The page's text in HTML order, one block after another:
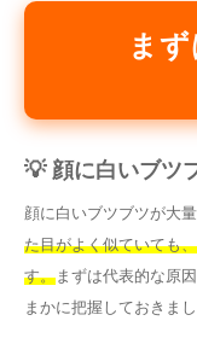
ま
💡 顔に白いブツ
顔に白いブツブツが大
た目がよく似ていても
す。まずは代表的な原
まかに把握しておきまし